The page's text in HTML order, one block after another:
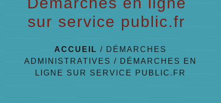
sur service public.fr
ACCUEIL / DÉMARCHES
ADMINISTRATIVES / DÉMARCHES EN
LIGNE SUR SERVICE PUBLIC.FR